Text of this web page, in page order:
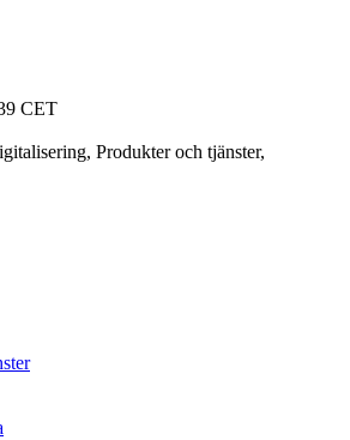
CET
Produkter och tjänster,